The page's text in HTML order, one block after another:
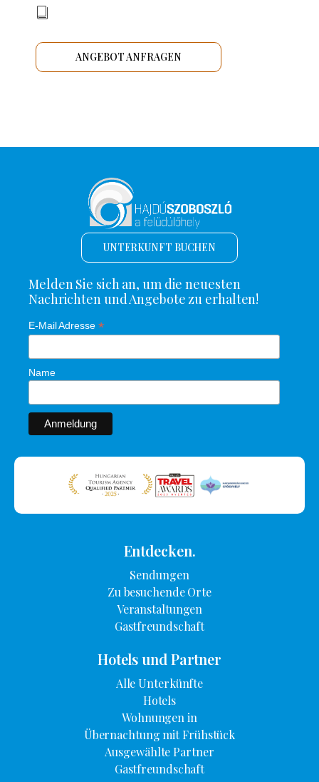
ANGEBOT ANFRAGEN
UNTERKUNFT BUCHEN
Melden Sie sich an, um die neuesten
Nachrichten und Angebote zu erhalten!
E-Mail Adresse *
Name
Entdecken.
Sendungen
Zu besuchende Orte
Veranstaltungen
Gastfreundschaft
Hotels und Partner
Alle Unterkünfte
Hotels
Wohnungen in
Übernachtung mit Frühstück
Ausgewählte Partner
Gastfreundschaft